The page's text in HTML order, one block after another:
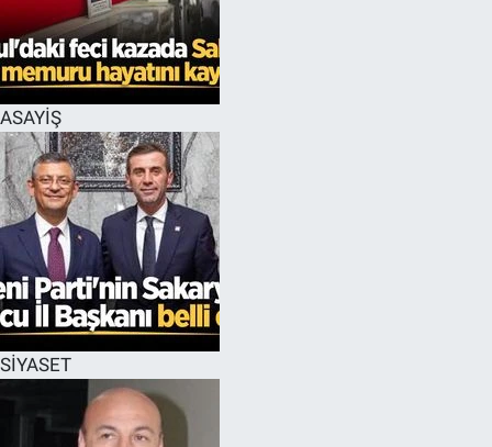
ASAYİŞ
SİYASET
EĞİTİM
MAGAZİN
ÖZEL HABER
HALK54 PANORAMA